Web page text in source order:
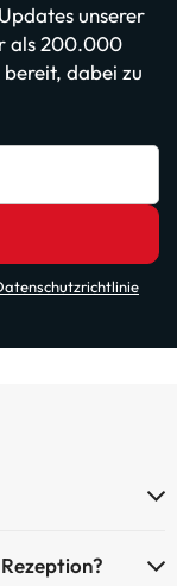
unserer
als 200.000
bereit, dabei zu